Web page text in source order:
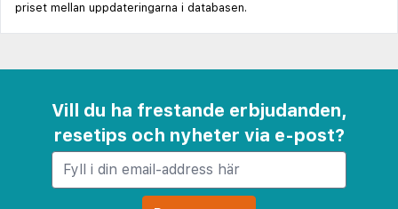
priset mellan uppdateringarna i databasen.
Vill du ha frestande erbjudanden,
resetips och nyheter via e-post?